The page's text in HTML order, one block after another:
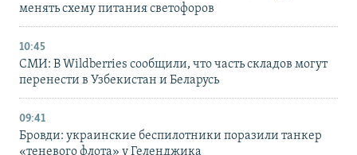
менять схему питания светофоров
10:45
СМИ: В Wildberries сообщили, что часть складов могут
перенести в Узбекистан и Беларусь
09:41
Бровди: украинские беспилотники поразили танкер
«теневого флота» у Геленджика